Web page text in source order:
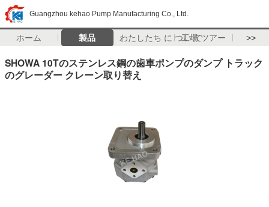
Guangzhou kehao Pump Manufacturing Co., Ltd.
ホーム 製品 わたしたち に つい て工場 ツアー >>
SHOWA 10Tのステンレス鋼の歯車ポンプのダンプ トラック
のグレーダー クレーン取り替え